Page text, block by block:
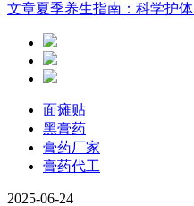
文章夏季养生指南：科学护
面瘫贴
黑膏药
膏药厂家
膏药代工
2025-06-24